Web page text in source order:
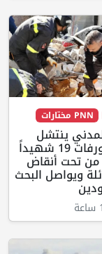
PNN مختارات
ينتشل
جثامين ورفات 19 شهيداً
تحت أنقاض
ويواصل البحث